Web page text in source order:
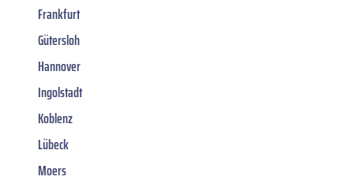
Frankfurt
Gütersloh
Hannover
Ingolstadt
Koblenz
Lübeck
Moers